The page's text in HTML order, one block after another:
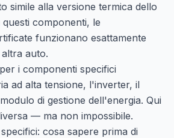
simile alla versione termica dello
componenti, le
funzionano esattamente
auto.
i componenti specifici
ad alta tensione, l'inverter, il
di gestione dell'energia. Qui
— ma non impossibile.
cosa sapere prima di